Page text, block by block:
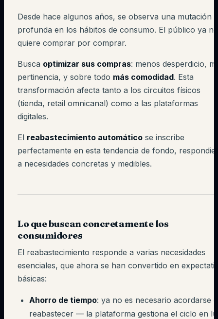
Desde hace algunos años, se observa una mutación
profunda en los hábitos de consumo. El público ya no
quiere comprar por comprar.
Busca optimizar sus compras: menos desperdicio,
pertinencia, y sobre todo más comodidad. Esta
transformación afecta tanto a los circuitos físicos
(tienda, retail omnicanal) como a las plataformas
digitales.
El reabastecimiento automático se inscribe
perfectamente en esta tendencia de fondo,
a necesidades concretas y medibles.
Lo que buscan concretamente los
consumidores
El reabastecimiento responde a varias necesidades
esenciales, que ahora se han convertido en
básicas:
Ahorro de tiempo: ya no es necesario acordarse
reabastecer — la plataforma gestiona el ciclo en